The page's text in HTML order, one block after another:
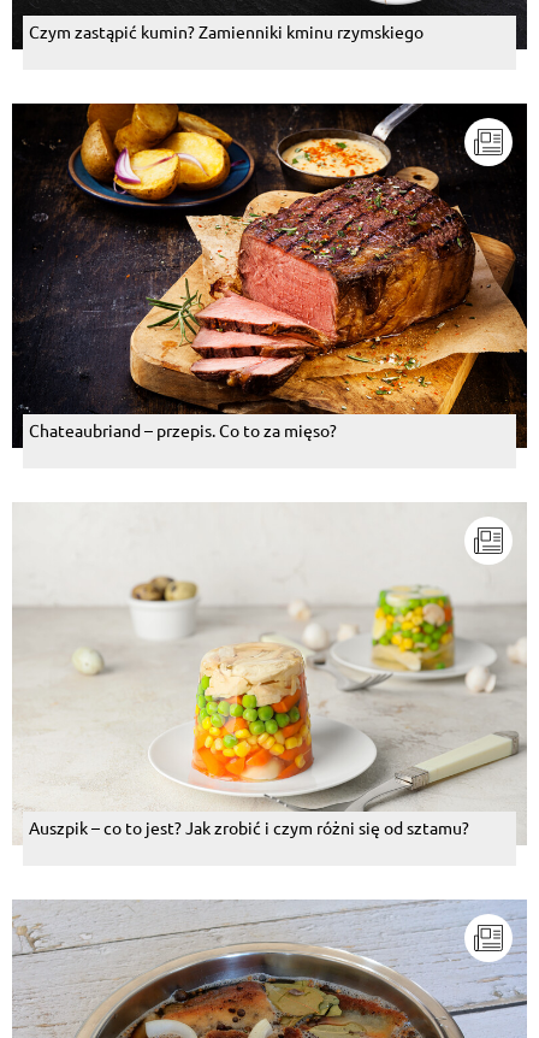
Czym zastąpić kumin? Zamienniki kminu rzymskiego
Chateaubriand – przepis. Co to za mięso?
Auszpik – co to jest? Jak zrobić i czym różni się od sztamu?